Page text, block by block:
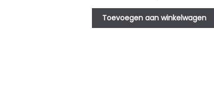
Toevoegen aan winkelwagen